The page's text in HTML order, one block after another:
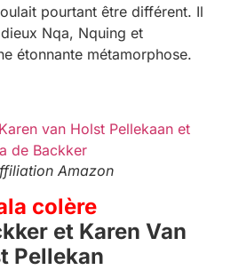
pourtant être différent. Il
Nqa, Nquing et
étonnante métamorphose.
Amazon
colère
et Karen Van
Pellekan